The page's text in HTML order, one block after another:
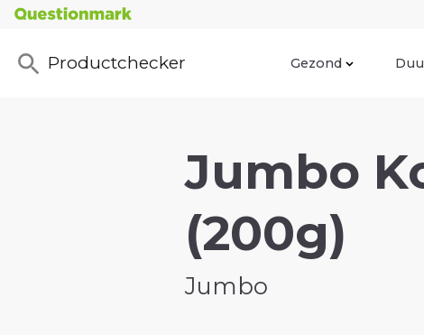
Productchecker Gezond
Jumbo
(200g)
Jumbo